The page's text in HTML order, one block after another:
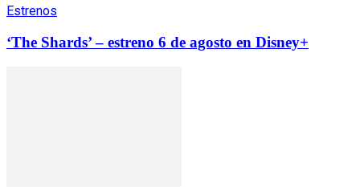
Estrenos
‘The Shards’ – estreno 6 de agosto en Disney+